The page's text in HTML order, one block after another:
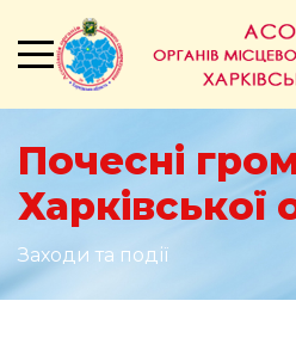
Почесні
Харківської
Заходи та події